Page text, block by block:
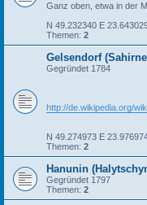
Ganz oben, etwa in der
N 49.232340 E
Themen: 2
Gelsendorf
Gegründet 1784
http://de.wikipedia.org/
N 49.274973 E
Themen: 2
Hanunin
Gegründet 1797
Themen: 2